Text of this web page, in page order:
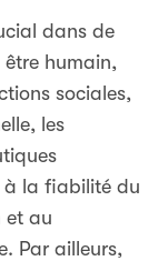
dans de
être humain,
sociales,
les
à la fiabilité du
et au
Par ailleurs,